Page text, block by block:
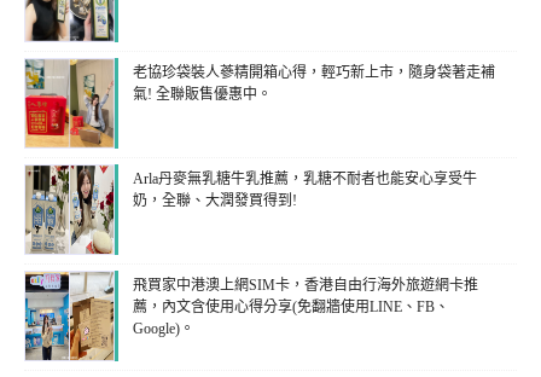
老協珍袋裝人蔘精開箱心得，輕巧新上市，隨身袋著走補
氣! 全聯販售優惠中。
Arla丹麥無乳糖牛乳推薦，乳糖不耐者也能安心享受牛
奶，全聯、大潤發買得到!
飛買家中港澳上網SIM卡，香港自由行海外旅遊網卡推
薦，內文含使用心得分享(免翻牆使用LINE、FB、
Google)。